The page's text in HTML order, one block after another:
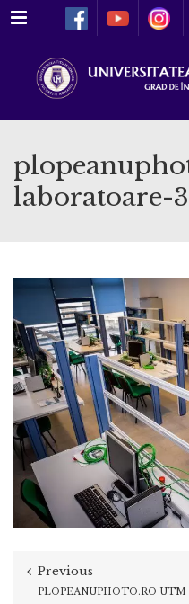
Meniu
laboratoare-3
Previous
PLOPEANUPHOTO.RO UTM